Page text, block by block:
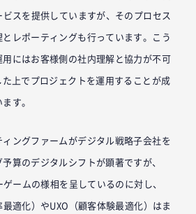
スを提供していますが、そのプロセス
レポーティングも行っています。こう
用にはお客様側の社内理解と協力が不可
上でプロジェクトを運用することが成
す。
ングファームがデジタル戦略子会社を
算のデジタルシフトが顕著ですが、
ームの様相を呈しているのに対し、
適化）やUXO（顧客体験最適化）はま